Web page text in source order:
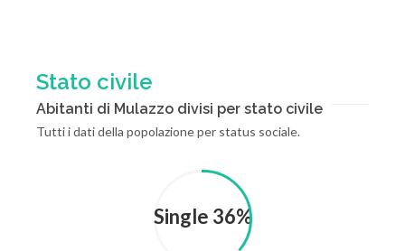
Stato civile
Abitanti di Mulazzo divisi per stato civile
Tutti i dati della popolazione per status sociale.
Single 36%